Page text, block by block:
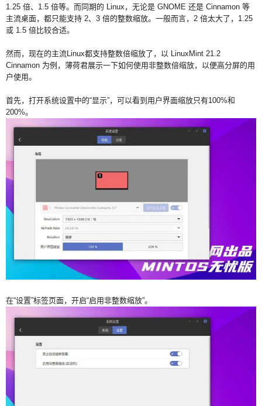
1.25 倍、1.5 倍等。而同期的 Linux，无论是 GNOME 还是 Cinnamon 等
主流桌面，都只能支持 2、3 倍的整数缩放。一般而言，2 倍太大了，1.25
或 1.5 倍比较合适。
然而，现在的主流Linux都支持整数倍缩放了，以 LinuxMint 21.2
Cinnamon 为例，薄荷君展示一下如何使用非整数倍缩放，以便高分屏的用
户使用。
首先，打开系统设置中的“显示”，可以看到用户界面缩放只有100%和
200%。
在“设置”标签页面，开启“启用非整数缩放”。